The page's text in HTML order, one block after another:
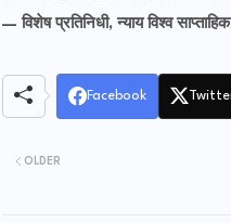
— विशेष प्रतिनिधी, न्याय विश्व साप्ताहिक
Facebook
OLDER